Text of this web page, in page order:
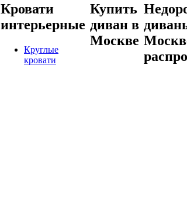
Кровати
интерьерные
Круглые
кровати
Купить
диван в
Москве